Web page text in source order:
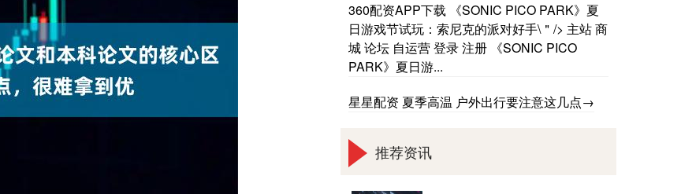
360配资APP下载 《SONIC PICO PARK》夏
日游戏节试玩：索尼克的派对好手\＂/> 主站 商
城 论坛 自运营 登录 注册 《SONIC PICO
PARK》夏日游...
星星配资 夏季高温 户外出行要注意这几点→
推荐资讯